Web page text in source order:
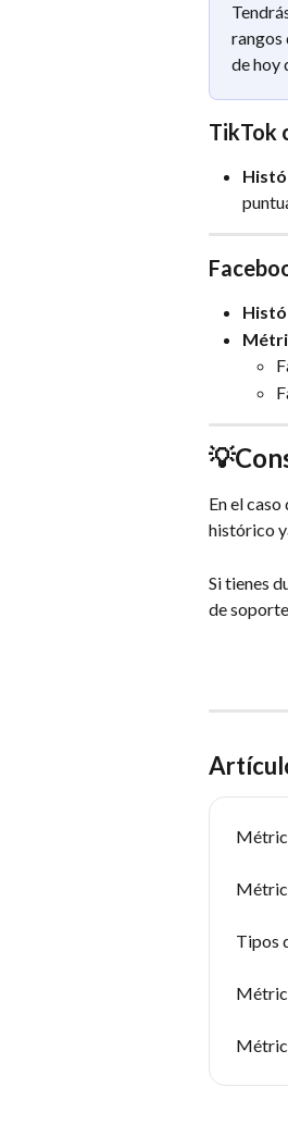
rangos
de hoy
TikTok
En el
histórico
Si tienes
de soporte.
Tipos